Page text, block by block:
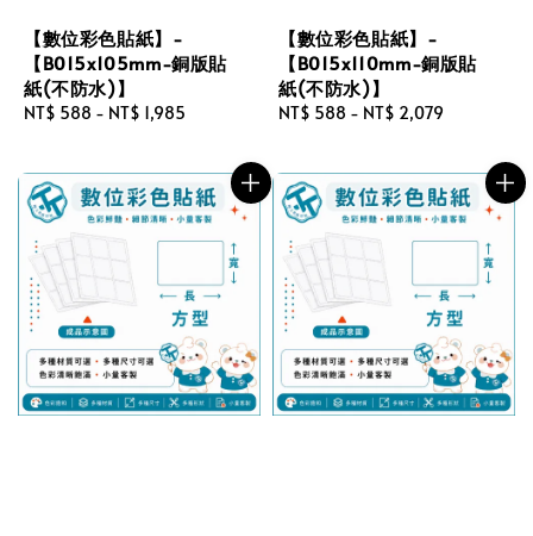
【數位彩色貼紙】-
【B015x105mm-銅版貼
紙(不防水)】
Regular
NT$ 588 - NT$ 1,985
【數位彩色貼紙】-
【B015x110mm-銅版貼
紙(不防水)】
Regular
NT$ 588 - NT$ 2,079